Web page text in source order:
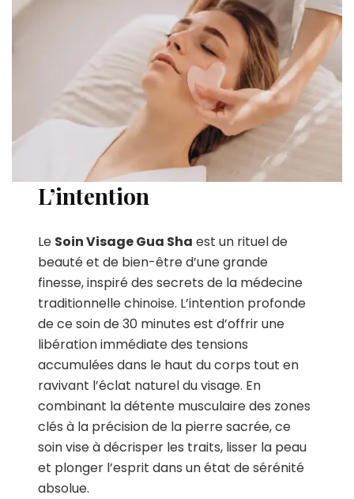
L’intention
Le Soin Visage Gua Sha est un rituel de
beauté et de bien-être d’une grande
finesse, inspiré des secrets de la médecine
traditionnelle chinoise. L’intention profonde
de ce soin de 30 minutes est d’offrir une
libération immédiate des tensions
accumulées dans le haut du corps tout en
ravivant l’éclat naturel du visage. En
combinant la détente musculaire des zones
clés à la précision de la pierre sacrée, ce
soin vise à décrisper les traits, lisser la peau
et plonger l’esprit dans un état de sérénité
absolue.